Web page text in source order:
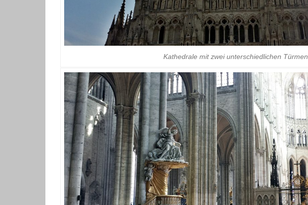
Kathedrale mit zwei unterschiedlichen Türmen